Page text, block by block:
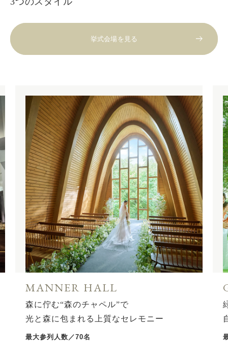
挙式会場を見る
GARDEN CEREMONY
緑が萌えるプライベートガーデン
自然の風を感じながら誓いの瞬間を
最大参列人数／70名